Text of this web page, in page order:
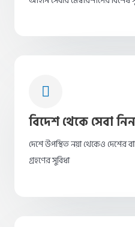
বিদেশ থেকে সেবা নিন
দেশে উপস্থিত নয়া থেকেও দেশের
গ্রহণের সুবিধা